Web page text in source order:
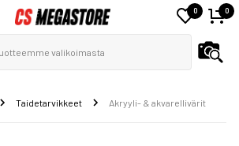
0 0
Taidetarvikkeet Akryyli- & akvarellivärit